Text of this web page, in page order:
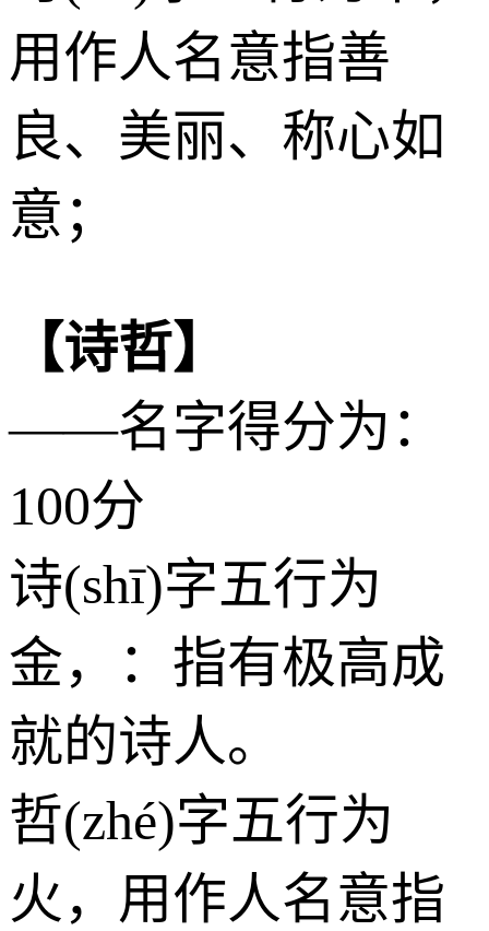
用作人名意指善
良、美丽、称心如
意；
【诗哲】
——名字得分为：
100分
诗(shī)字五行为
金，：指有极高成
就的诗人。
哲(zhé)字五行为
火 ，用作人名意指